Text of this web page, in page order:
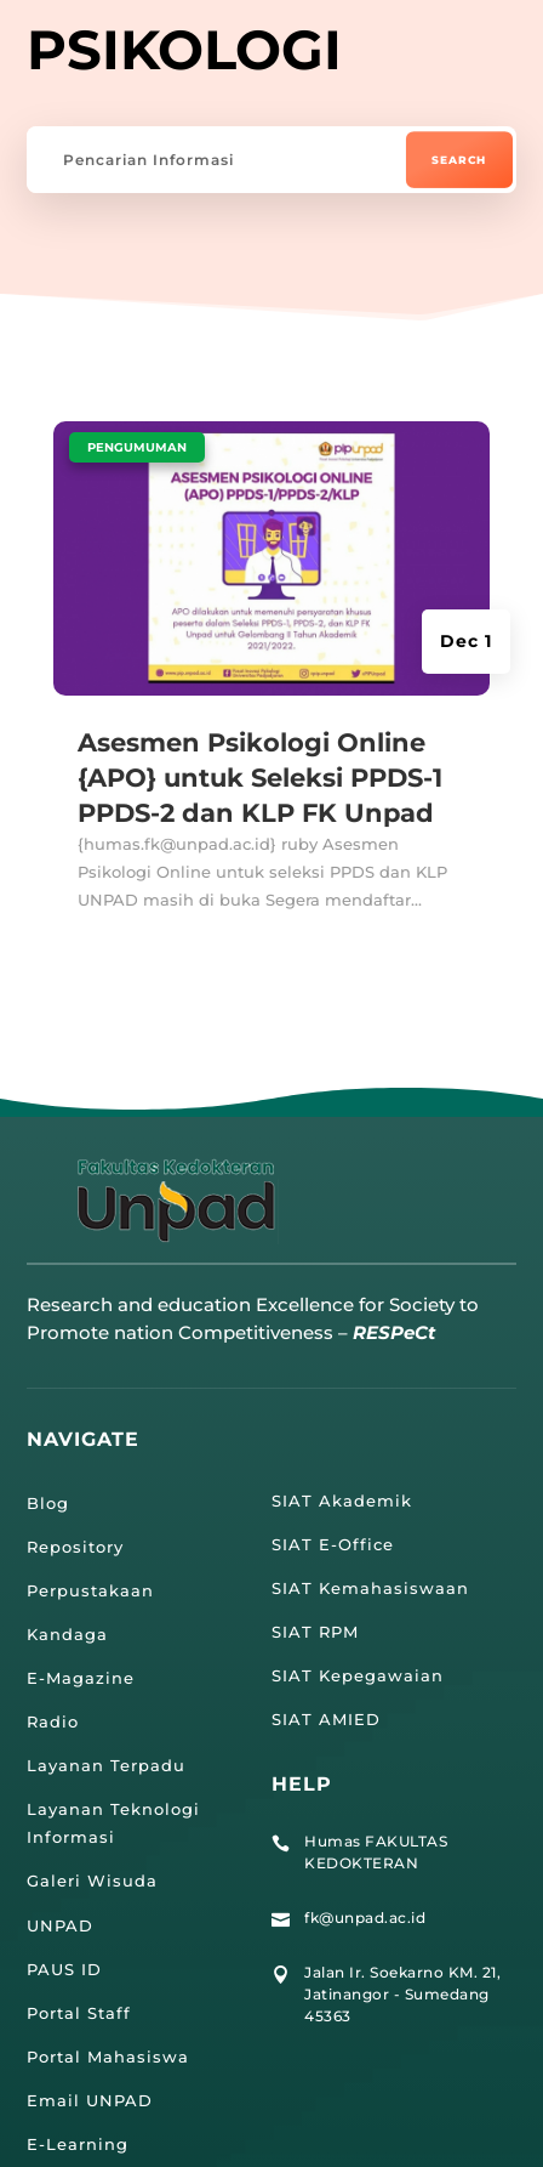
PSIKOLOGI
Asesmen Psikologi Online
{APO} untuk Seleksi PPDS-1
PPDS-2 dan KLP FK Unpad
Dec 1
PENGUMUMAN
{humas.fk@unpad.ac.id} ruby Asesmen
Psikologi Online untuk seleksi PPDS dan KLP
UNPAD masih di buka Segera mendaftar...
Research and education Excellence for Society to
Promote nation Competitiveness –RESPeCt
NAVIGATE
Blog
Repository
Perpustakaan
Kandaga
E-Magazine
Radio
Layanan Terpadu
Layanan Teknologi
Informasi
Galeri Wisuda
UNPAD
PAUS ID
Portal Staff
Portal Mahasiswa
Email UNPAD
E-Learning
SIAT Akademik
SIAT E-Office
SIAT Kemahasiswaan
SIAT RPM
SIAT Kepegawaian
SIAT AMIED
HELP

Humas FAKULTAS
KEDOKTERAN
 fk@unpad.ac.id

Jalan Ir. Soekarno KM. 21,
Jatinangor - Sumedang
45363